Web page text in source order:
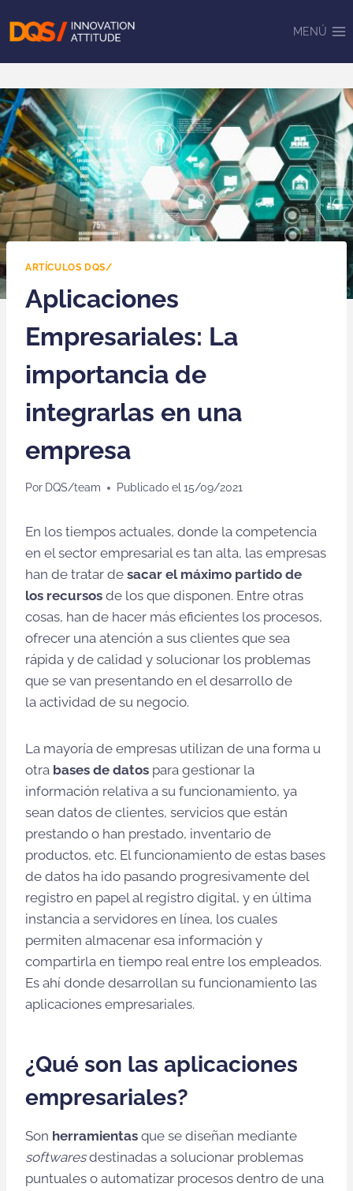
MENÚ
ARTÍCULOS DQS/
Aplicaciones
Empresariales: La
importancia de
integrarlas en una
empresa
Por DQS/team Publicado el 15/09/2021
En los tiempos actuales, donde la competencia
en el sector empresarial es tan alta, las empresas
han de tratar de sacar el máximo partido de
los recursos de los que disponen. Entre otras
cosas, han de hacer más eficientes los procesos,
ofrecer una atención a sus clientes que sea
rápida y de calidad y solucionar los problemas
que se van presentando en el desarrollo de
la actividad de su negocio.
La mayoría de empresas utilizan de una forma u
otra bases de datos para gestionar la
información relativa a su funcionamiento, ya
sean datos de clientes, servicios que están
prestando o han prestado, inventario de
productos, etc. El funcionamiento de estas bases
de datos ha ido pasando progresivamente del
registro en papel al registro digital, y en última
instancia a servidores en línea, los cuales
permiten almacenar esa información y
compartirla en tiempo real entre los empleados.
Es ahí donde desarrollan su funcionamiento las
aplicaciones empresariales.
¿Qué son las aplicaciones
empresariales?
Son herramientas que se diseñan mediante
softwaresdestinadas a solucionar problemas
puntuales o automatizar procesos dentro de una